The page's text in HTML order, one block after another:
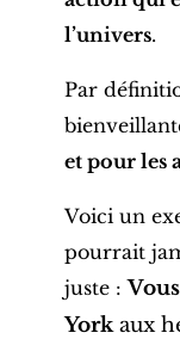
l’univers.
Par
et pour les
Voici un
pourrait
juste :
Yorkaux